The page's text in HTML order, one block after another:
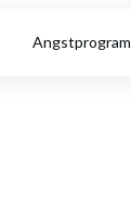
Angstprogram